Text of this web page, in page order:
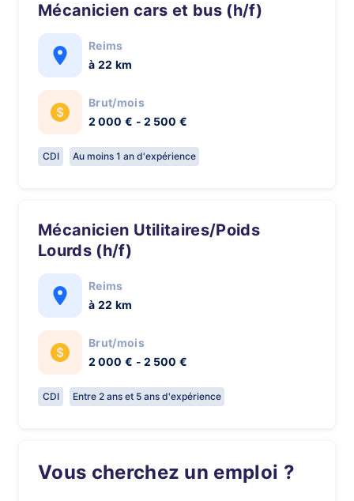
Mécanicien cars et bus (h/f)
Reims
à 22 km
Brut/mois
2 000 € - 2 500 €
CDI Au moins 1 an d'expérience
Mécanicien Utilitaires/Poids
Lourds (h/f)
Reims
à 22 km
Brut/mois
2 000 € - 2 500 €
CDI Entre 2 ans et 5 ans d'expérience
Vous cherchez un emploi ?